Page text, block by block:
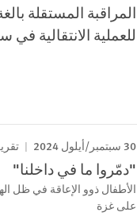
المراقبة المستقلة
للعملية الانتقالية في
30 سبتمبر/أيلول 2024
"دمّروا ما في داخلنا"
الأطفال ذوو الإعاقة في ظل
على غزة